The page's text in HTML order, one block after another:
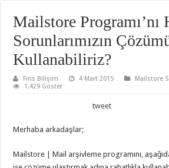
Mailstore Programı’nı
Sorunlarımızın
Kullanabiliriz?
Fins Bilişim 4 Mart 2015 Mailstore
1,429 Göster
tweet
Merhaba arkadaşlar;
Mailstore | Mail arşivleme programını,